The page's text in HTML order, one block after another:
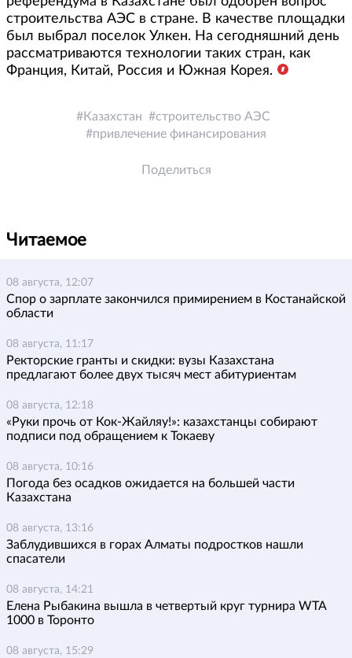
строительства АЭС в стране. В качестве площадки
был выбрал поселок Улкен. На сегодняшний день
рассматриваются технологии таких стран, как
Франция, Китай, Россия и Южная Корея.
Казахстан
строительство АЭС
привлечение финансирования
Поделиться
Читаемое
08 августа, 12:07
Спор о зарплате закончился примирением в Костанайской
области
08 августа, 11:17
Ректорские гранты и скидки: вузы Казахстана
предлагают более двух тысяч мест абитуриентам
08 августа, 12:18
«Руки прочь от Кок-Жайляу!»: казахстанцы собирают
подписи под обращением к Токаеву
08 августа, 10:16
Погода без осадков ожидается на большей части
Казахстана
08 августа, 13:16
Заблудившихся в горах Алматы подростков нашли
спасатели
08 августа, 14:21
Елена Рыбакина вышла в четвертый круг турнира WTA
1000 в Торонто
08 августа, 15:29